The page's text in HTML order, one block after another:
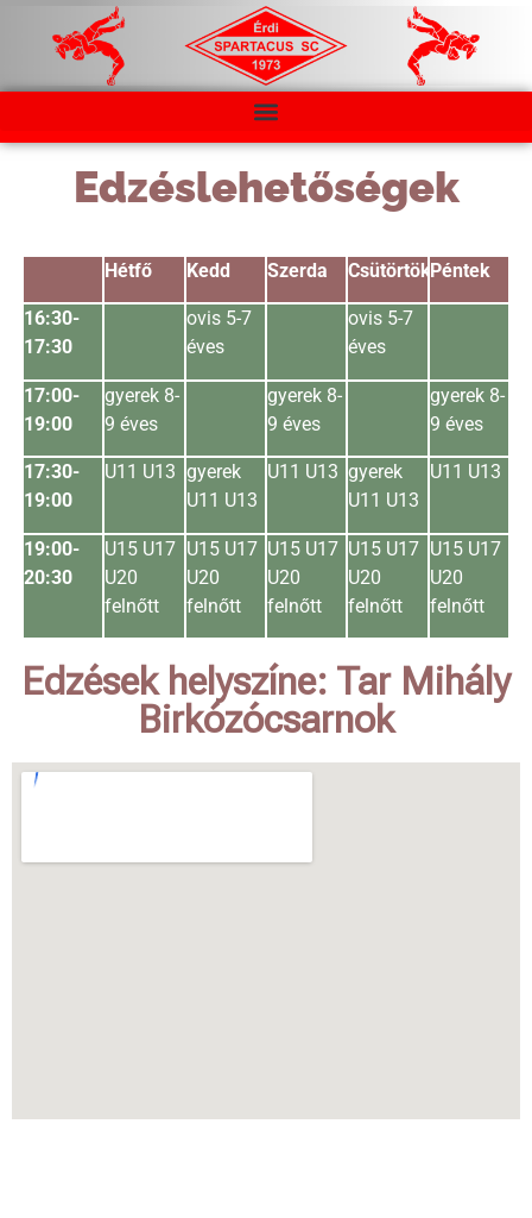
Edzéslehetőségek
Hétfő Kedd Szerda CsütörtökPéntek
16:30-
17:30
ovis 5-7
éves
ovis 5-7
éves
17:00-
19:00
gyerek 8-
9 éves
gyerek 8-
9 éves
gyerek 8-
9 éves
17:30-
19:00
U11 U13 gyerek
U11 U13
U11 U13 gyerek
U11 U13
U11 U13
19:00-
20:30
U15 U17
U20
felnőtt
U15 U17
U20
felnőtt
U15 U17
U20
felnőtt
U15 U17
U20
felnőtt
U15 U17
U20
felnőtt
Edzések helyszíne: Tar Mihály
Birkózócsarnok